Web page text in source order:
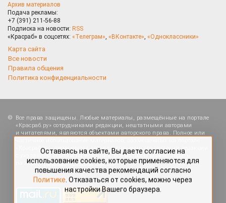
Архив материалов
Подача рекламы:
+7 (391) 211-56-88
Подписка на новости: RSS
«Красраб» в соцсетях: «Телеграм», «ВКонтакте», «Одноклассники»
Карта сайта
Все новости
Правила общения
Политика конфиденциальности
Все права защищены. Любые материалы, размещённые на портале
«Красраб.ру» сотрудниками редакции, нештатными авторами
и читателями, являются объектами авторского права. Полное или
«Красраб.ру», допускается только с письменного согласия редакции
с указанием ссылки на источник. Все вопросы можно задать
по адресуredaktor@krasrab.krsn.ru.
использование cookies, которые применяются для
повышения качества рекомендаций согласно
Политике. Отказаться от cookies, можно через
настройки Вашего браузера.
OK